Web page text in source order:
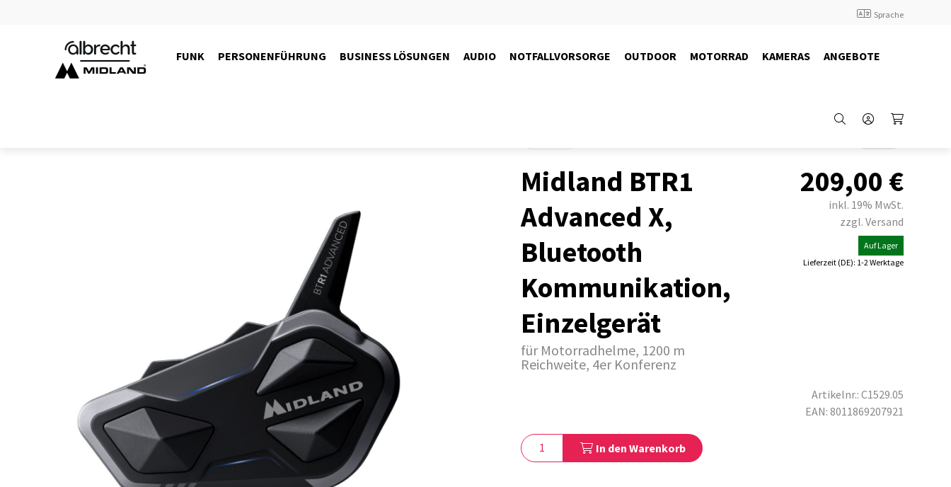
Sprache
FUNK PERSONENFÜHRUNG BUSINESS LÖSUNGEN AUDIO NOTFALLVORSORGE OUTDOOR MOTORRAD KAMERAS ANGEBOTE
Midland BTR1
Advanced X,
Bluetooth
Kommunikation,
Einzelgerät
für Motorradhelme, 1200 m
Reichweite, 4er Konferenz
€
209,00
inkl. 19% MwSt.
zzgl. Versand
Auf Lager
Lieferzeit (DE): 1-2 Werktage
Artikelnr.: C1529.05
EAN: 8011869207921
In den Warenkorb